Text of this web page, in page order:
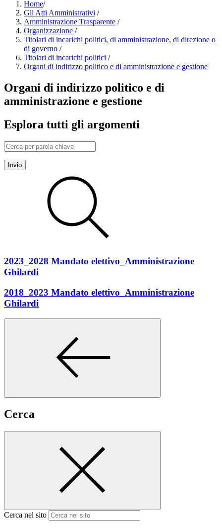
Home/
Gli Atti Amministrativi /
Amministrazione Trasparente /
Organizzazione /
Titolari di incarichi politici, di amministrazione, di direzione o
di governo /
Titolari di incarichi politici /
Organi di indirizzo politico e di amministrazione e gestione
Organi di indirizzo politico e di
amministrazione e gestione
Esplora tutti gli argomenti
Invio
2023_2028 Mandato elettivo_Amministrazione
Ghilardi
2018_2023 Mandato elettivo_Amministrazione
Ghilardi
Cerca
Cerca nel sito